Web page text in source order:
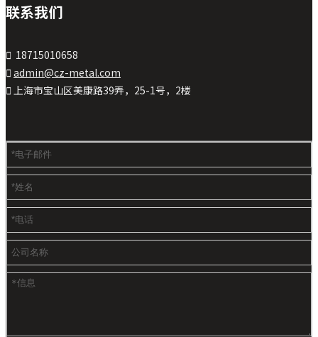
联系我们
 18715010658
 admin@cz-metal.com
 上海市宝山区美康路39弄，25-1号，2楼